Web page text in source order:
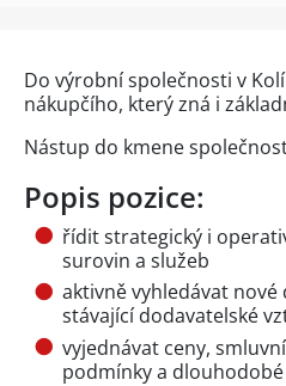
Do výrobní společnosti v
nákupčího, který zná i
Nástup do kmene
Popis pozice:
řídit strategický i
surovin a služeb
aktivně vyhledávat
stávající dodavatelské
vyjednávat ceny,
podmínky a